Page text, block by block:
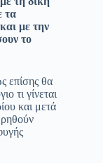
τα
με την
το
επίσης θα
τι γίνεται
και μετά